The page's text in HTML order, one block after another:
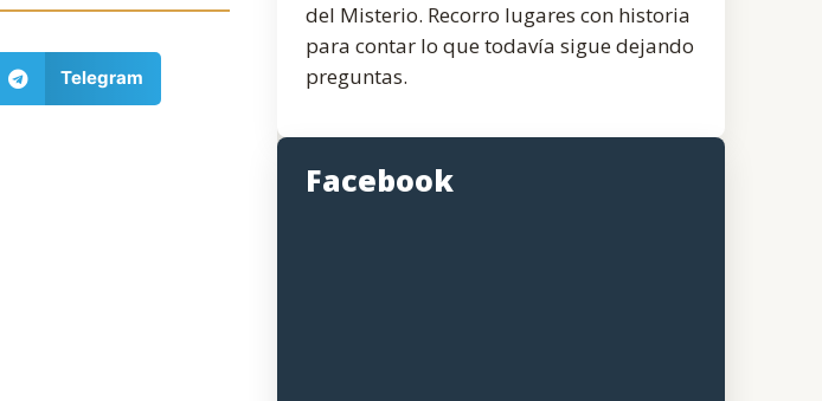
Telegram
del Misterio. Recorro lugares con historia
para contar lo que todavía sigue dejando
preguntas.
Facebook